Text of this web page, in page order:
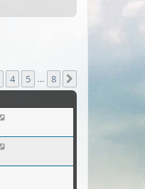
4 5 8